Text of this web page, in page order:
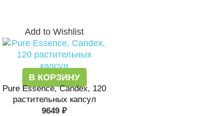
Add to Wishlist
В КОРЗИНУ
Pure Essence, Candex, 120
растительных капсул
9649 ₽